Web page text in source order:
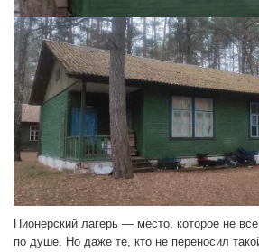
Пионерский лагерь — место, которое не
по душе. Но даже те, кто не переносил